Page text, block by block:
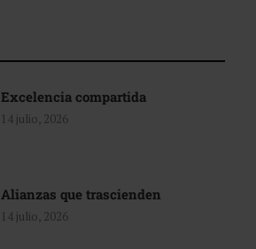
Excelencia compartida
14 julio, 2026
Alianzas que trascienden
14 julio, 2026